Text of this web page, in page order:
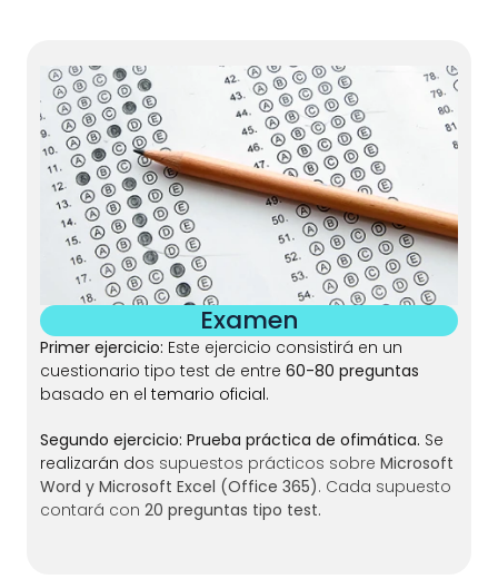
Examen
Primer ejercicio: Este ejercicio consistirá en un
cuestionario tipo test de entre 60-80 preguntas
basado en el temario oficial.
Segundo ejercicio: Prueba práctica de ofimática. Se
realizarán dos supuestos prácticos sobre Microsoft
Word y Microsoft Excel (Office 365). Cada supuesto
contará con 20 preguntas tipo test.